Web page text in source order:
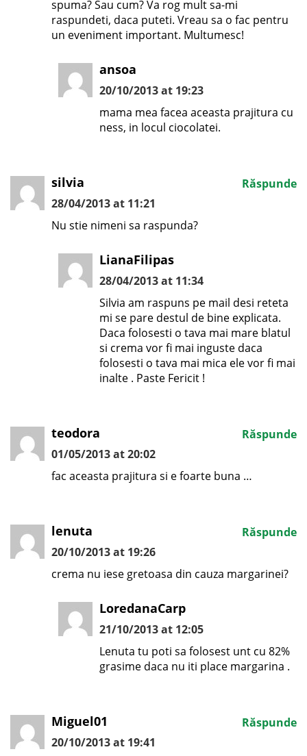
spuma? Sau cum? Va rog mult sa-mi
raspundeti, daca puteti. Vreau sa o fac pentru
un eveniment important. Multumesc!
ansoa
20/10/2013 at 19:23
mama mea facea aceasta prajitura cu
ness, in locul ciocolatei.
silvia
28/04/2013 at 11:21
Nu stie nimeni sa raspunda?
Răspunde
LianaFilipas
28/04/2013 at 11:34
Silvia am raspuns pe mail desi reteta
mi se pare destul de bine explicata.
Daca folosesti o tava mai mare blatul
si crema vor fi mai inguste daca
folosesti o tava mai mica ele vor fi mai
inalte . Paste Fericit !
teodora
01/05/2013 at 20:02
fac aceasta prajitura si e foarte buna …
Răspunde
lenuta
20/10/2013 at 19:26
crema nu iese gretoasa din cauza margarinei?
Răspunde
LoredanaCarp
21/10/2013 at 12:05
Lenuta tu poti sa folosest unt cu 82%
grasime daca nu iti place margarina .
Miguel01
20/10/2013 at 19:41
Răspunde